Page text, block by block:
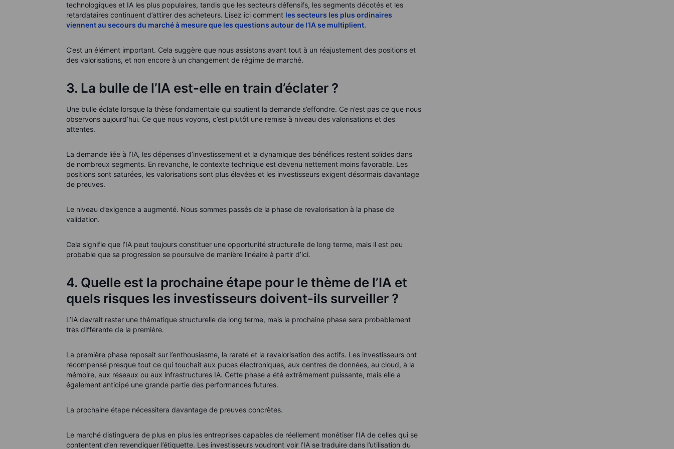
technologiques et IA les plus populaires, tandis que les secteurs défensifs, les segments décotés et les
retardataires continuent d’attirer des acheteurs. Lisez ici comment les secteurs les plus ordinaires
viennent au secours du marché à mesure que les questions autour de l’IA se multiplient.
C’est un élément important. Cela suggère que nous assistons avant tout à un réajustement des positions et
des valorisations, et non encore à un changement de régime de marché.
3. La bulle de l’IA est-elle en train d’éclater ?
Une bulle éclate lorsque la thèse fondamentale qui soutient la demande s’effondre. Ce n’est pas ce que nous
observons aujourd’hui. Ce que nous voyons, c’est plutôt une remise à niveau des valorisations et des
attentes.
La demande liée à l’IA, les dépenses d’investissement et la dynamique des bénéfices restent solides dans
de nombreux segments. En revanche, le contexte technique est devenu nettement moins favorable. Les
positions sont saturées, les valorisations sont plus élevées et les investisseurs exigent désormais davantage
de preuves.
Le niveau d’exigence a augmenté. Nous sommes passés de la phase de revalorisation à la phase de
validation.
Cela signifie que l’IA peut toujours constituer une opportunité structurelle de long terme, mais il est peu
probable que sa progression se poursuive de manière linéaire à partir d’ici.
4. Quelle est la prochaine étape pour le thème de l’IA et
quels risques les investisseurs doivent-ils surveiller ?
L’IA devrait rester une thématique structurelle de long terme, mais la prochaine phase sera probablement
très différente de la première.
La première phase reposait sur l’enthousiasme, la rareté et la revalorisation des actifs. Les investisseurs ont
récompensé presque tout ce qui touchait aux puces électroniques, aux centres de données, au cloud, à la
mémoire, aux réseaux ou aux infrastructures IA. Cette phase a été extrêmement puissante, mais elle a
également anticipé une grande partie des performances futures.
La prochaine étape nécessitera davantage de preuves concrètes.
Le marché distinguera de plus en plus les entreprises capables de réellement monétiser l’IA de celles qui se
contentent d’en revendiquer l’étiquette. Les investisseurs voudront voir l’IA se traduire dans l’utilisation du